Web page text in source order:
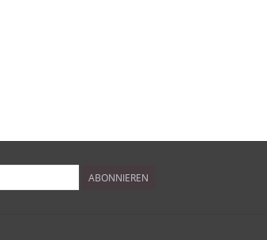
ABONNIEREN